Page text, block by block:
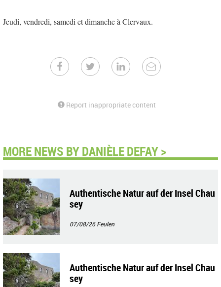
Jeudi, vendredi, samedi et dimanche à Clervaux.
Report inappropriate content
MORE NEWS BY DANIÈLE DEFAY >
Authentische Natur auf der Insel Chau
sey
07/08/26Feulen
Authentische Natur auf der Insel Chau
sey